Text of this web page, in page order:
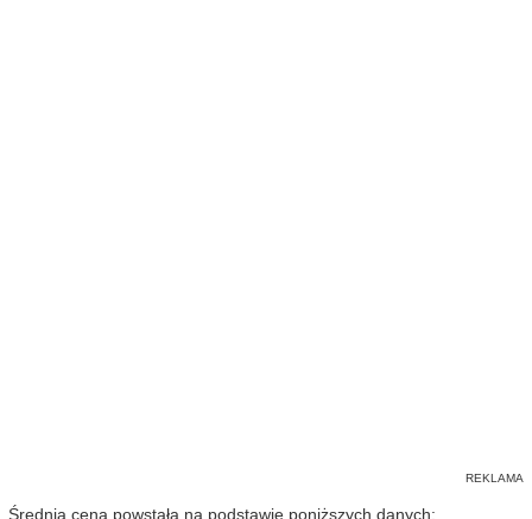
Średnia cena powstała na podstawie poniższych danych: